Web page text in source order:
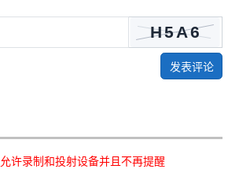
发表评论
允许录制和投射设备并且不再提醒